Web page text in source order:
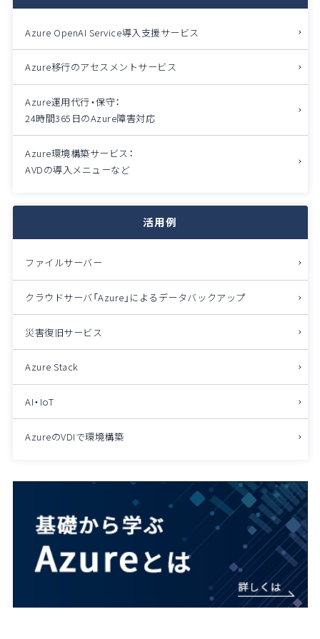
Azure OpenAI Service導入支援サービス
Azure移行のアセスメントサービス
Azure運用代行・保守：
24時間365日のAzure障害対応
Azure環境構築サービス：
AVDの導入メニューなど
活用例
ファイルサーバー
クラウドサーバ「Azure」によるデータバックアップ
災害復旧サービス
Azure Stack
AI・IoT
AzureのVDIで環境構築